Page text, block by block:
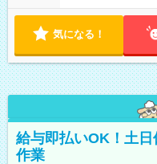
気になる！
給与即払いOK！土
作業